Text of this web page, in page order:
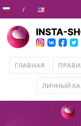
ГЛАВНАЯ
ЛИЧНЫЙ